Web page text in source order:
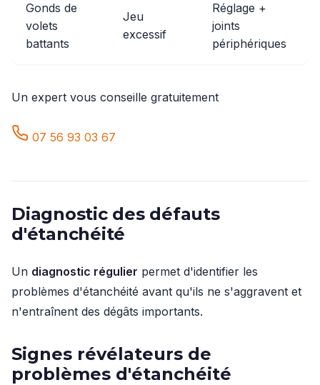
Gonds de
volets
battants
Jeu
excessif
Réglage +
joints
périphériques
Un expert vous conseille gratuitement
07 56 93 03 67
Diagnostic des défauts
d'étanchéité
Un diagnostic régulier permet d'identifier les
problèmes d'étanchéité avant qu'ils ne s'aggravent et
n'entraînent des dégâts importants.
Signes révélateurs de
problèmes d'étanchéité